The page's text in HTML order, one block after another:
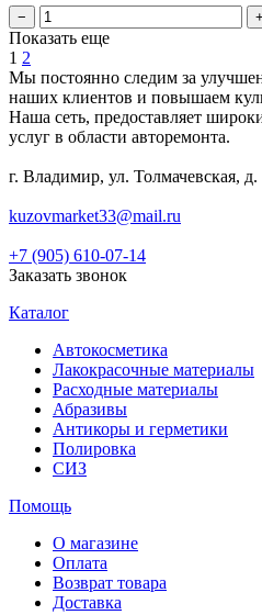
− +
Показать еще
1 2
Мы постоянно следим за
наших клиентов и повышаем
Наша сеть, предоставляет
услуг в области авторемонта.
г. Владимир, ул. Толмачевская,
kuzovmarket33@mail.ru
+7 (905) 610-07-14
Заказать звонок
Каталог
Автокосметика
Лакокрасочные материалы
Расходные материалы
Абразивы
Антикоры и герметики
Полировка
СИЗ
Помощь
О магазине
Оплата
Возврат товара
Доставка